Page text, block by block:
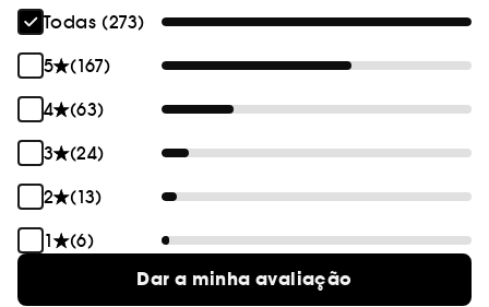
Todas (273)
5
(167)
4
(63)
3
(24)
2
(13)
1
(6)
Dar a minha avaliação